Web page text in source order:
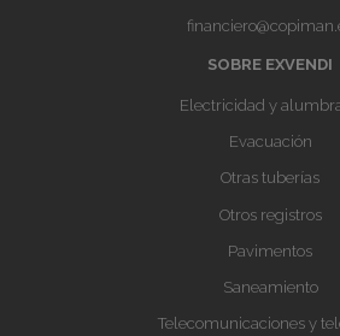
SOBRE EXVENDI
Electricidad y
Evacuación
Otras tuberías
Otros registros
Pavimentos
Saneamiento
Telecomunicaciones y